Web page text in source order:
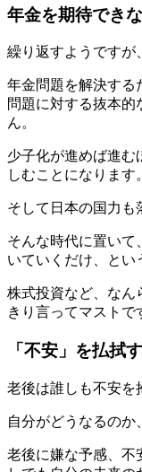
年金を期待でき
繰り返すようですが
年金問題を解決する
問題に対する抜本
ん。
少子化が進めば進む
しむことになります。
そして日本の国力も
そんな時代に置いて
いていくだけ、とい
株式投資など、なん
きり言ってマストで
「不安」を払拭
老後は誰しも不安を
自分がどうなるのか
老後に嫌な予感、不